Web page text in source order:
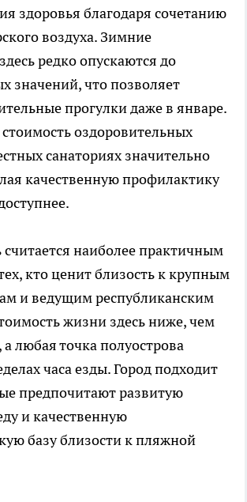
здоровья благодаря сочетанию
воздуха. Зимние
редко опускаются до
значений, что позволяет
прогулки даже в январе.
оздоровительных
санаториях значительно
качественную профилактику
наиболее практичным
кто ценит близость к крупным
и ведущим республиканским
жизни здесь ниже, чем
любая точка полуострова
часа езды. Город подходит
предпочитают развитую
и качественную
базу близости к пляжной